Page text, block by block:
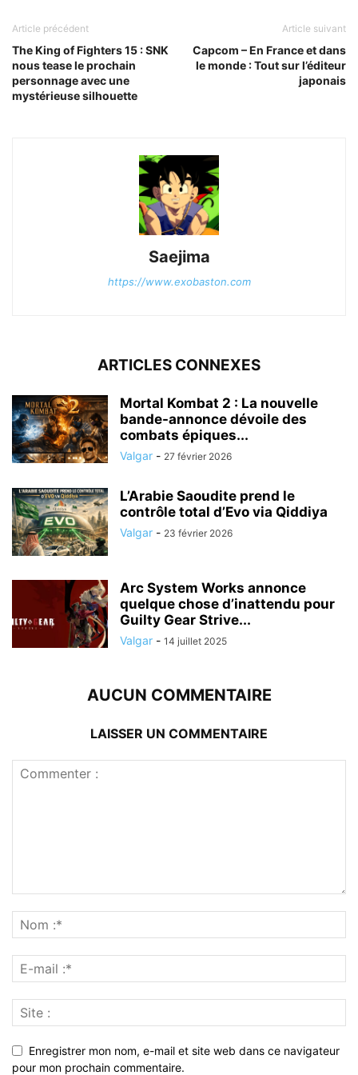
Article précédent
The King of Fighters 15 : SNK
nous tease le prochain
personnage avec une
mystérieuse silhouette
Article suivant
Capcom – En France et dans
le monde : Tout sur l’éditeur
japonais
Saejima
https://www.exobaston.com
ARTICLES CONNEXES
Mortal Kombat 2 : La nouvelle
bande-annonce dévoile des
combats épiques...
Valgar - 27 février 2026
L’Arabie Saoudite prend le
contrôle total d’Evo via Qiddiya
Valgar - 23 février 2026
Arc System Works annonce
quelque chose d’inattendu pour
Guilty Gear Strive...
Valgar - 14 juillet 2025
AUCUN COMMENTAIRE
LAISSER UN COMMENTAIRE
Enregistrer mon nom, e-mail et site web dans ce navigateur
pour mon prochain commentaire.